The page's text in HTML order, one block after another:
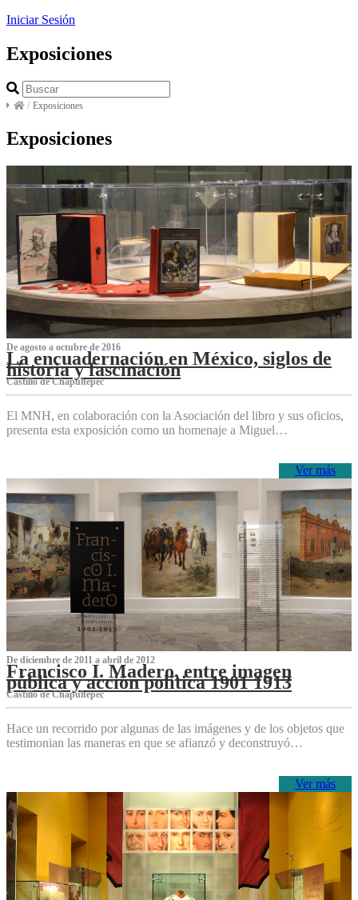
Iniciar Sesión
Exposiciones
/ Exposiciones
Exposiciones
De agosto a octubre de 2016
La encuadernación en México, siglos de
historia y fascinación
Castillo de Chapultepec
El MNH, en colaboración con la Asociación del libro y sus oficios,
presenta esta exposición como un homenaje a Miguel…
Ver más
De diciembre de 2011 a abril de 2012
Francisco I. Madero, entre imagen
pública y acción política 1901 1913
Castillo de Chapultepec
Hace un recorrido por algunas de las imágenes y de los objetos que
testimonian las maneras en que se afianzó y deconstruyó…
Ver más